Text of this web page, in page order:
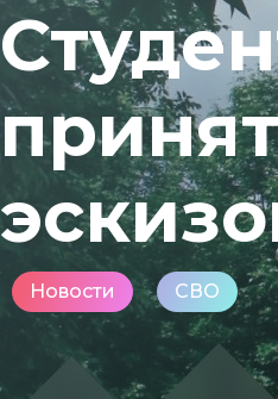
Новости СВО